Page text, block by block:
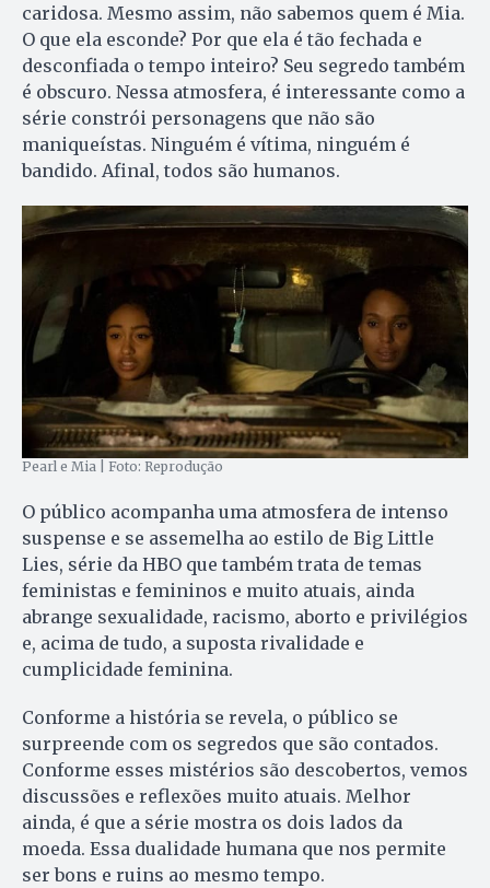
caridosa. Mesmo assim, não sabemos quem é Mia.
O que ela esconde? Por que ela é tão fechada e
desconfiada o tempo inteiro? Seu segredo também
é obscuro. Nessa atmosfera, é interessante como a
série constrói personagens que não são
maniqueístas. Ninguém é vítima, ninguém é
bandido. Afinal, todos são humanos.
Pearl e Mia | Foto: Reprodução
O público acompanha uma atmosfera de intenso
suspense e se assemelha ao estilo de Big Little
Lies, série da HBO que também trata de temas
feministas e femininos e muito atuais, ainda
abrange sexualidade, racismo, aborto e privilégios
e, acima de tudo, a suposta rivalidade e
cumplicidade feminina.
Conforme a história se revela, o público se
surpreende com os segredos que são contados.
Conforme esses mistérios são descobertos, vemos
discussões e reflexões muito atuais. Melhor
ainda, é que a série mostra os dois lados da
moeda. Essa dualidade humana que nos permite
ser bons e ruins ao mesmo tempo.